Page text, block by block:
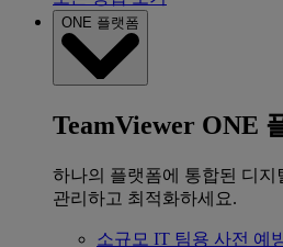
ONE 플랫폼
TeamViewer ONE
하나의 플랫폼에 통합된 디지
관리하고 최적화하세요.
소규모 IT 팀용 사전 예